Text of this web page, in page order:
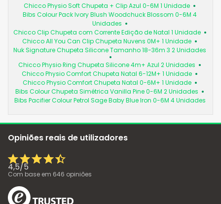
Chicco Physio Soft Chupeta + Clip Azul 0-6M 1 Unidade
Bibs Colour Pack Ivory Blush Woodchuck Blossom 0-6M 4
Unidades
Chicco Clip Chupeta com Corrente Edição de Natal 1 Unidade
Chicco All You Can Clip Chupeta Nuvens 0M+ 1 Unidade
Nuk Signature Chupeta Silicone Tamanho 18-36m 3 2 Unidades
Chicco Physio Ring Chupeta Silicone 4m+ Azul 2 Unidades
Chicco Physio Comfort Chupeta Natal 6-12M+ 1 Unidade
Chicco Physio Comfort Chupeta Natal 0-6M+ 1 Unidade
Bibs Colour Chupeta Simétrica Vanilla Pine 0-6M 2 Unidades
Bibs Pacifier Colour Petrol Sage Baby Blue Iron 0-6M 4 Unidades
Opiniões reais de utilizadores
4,5/5
Com base em 646 opiniões